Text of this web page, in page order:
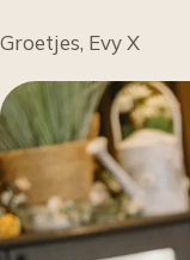
Groetjes, Evy X